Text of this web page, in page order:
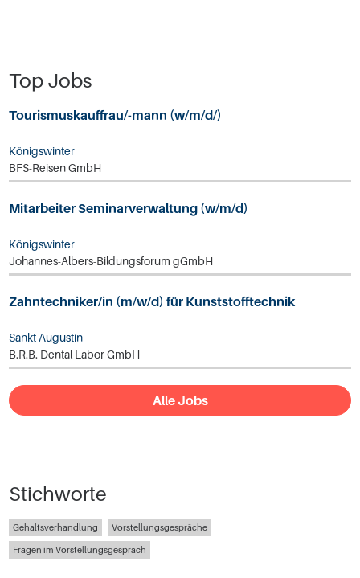
Top Jobs
Tourismuskauffrau/-mann (w/m/d/)
Königswinter
BFS-Reisen GmbH
Mitarbeiter Seminarverwaltung (w/m/d)
Königswinter
Johannes-Albers-Bildungsforum gGmbH
Zahntechniker/in (m/w/d) für Kunststofftechnik
Sankt Augustin
B.R.B. Dental Labor GmbH
Alle Jobs
Stichworte
Gehaltsverhandlung
Vorstellungsgespräche
Fragen im Vorstellungsgespräch